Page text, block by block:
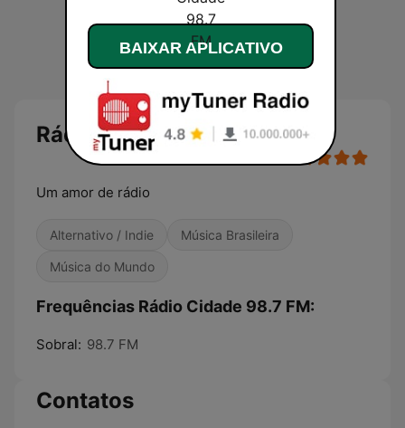
Rádio Cidade 98.7 FM
Um amor de rádio
Alternativo / Indie Música Brasileira
Música do Mundo
Frequências Rádio Cidade 98.7 FM:
Sobral: 98.7 FM
Contatos
BAIXAR APLICATIVO